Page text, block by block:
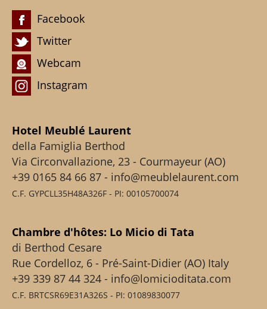
Facebook
Twitter
Webcam
Instagram
Hotel Meublé Laurent
della Famiglia Berthod
Via Circonvallazione, 23 - Courmayeur (AO)
+39 0165 84 66 87 - info@meublelaurent.com
C.F. GYPCLL35H48A326F - PI: 00105700074
Chambre d'hôtes: Lo Micio di Tata
di Berthod Cesare
Rue Cordelloz, 6 - Pré-Saint-Didier (AO) Italy
+39 339 87 44 324 - info@lomicioditata.com
C.F. BRTCSR69E31A326S - PI: 01089830077